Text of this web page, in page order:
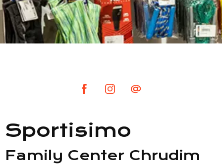
Seznam NC
Sportisimo
Family Center Chrudim